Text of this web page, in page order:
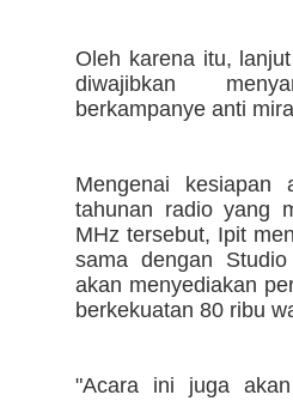
Oleh karena itu,
diwajibkan
berkampanye anti
Mengenai kesiapan
tahunan radio yang
MHz tersebut, Ipit
sama dengan
akan menyediakan
berkekuatan 80 ribu
"Acara ini juga